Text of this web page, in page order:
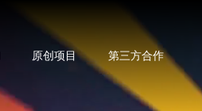
原创项目 第三方合作